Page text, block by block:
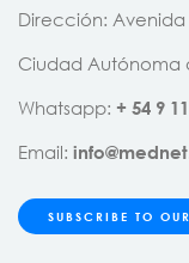
Dirección: Avenida
Ciudad Autónoma
Whatsapp: + 54 9 11
Email:
SUBSCRIBE TO